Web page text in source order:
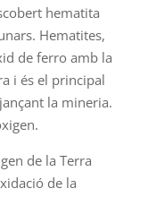
hematita
Hematites,
de ferro amb la
i és el principal
la mineria.
de la Terra
de la